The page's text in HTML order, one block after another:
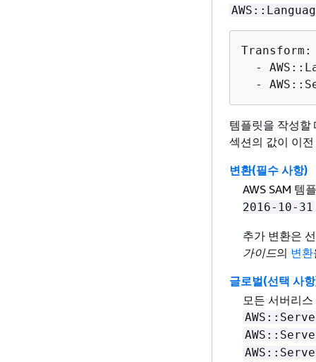
Transform:
-
-
템플릿을 작성할
섹션의 값이 이
변환(필수 사항)
AWS SAM 템
2016-10-31
추가 변환은
가이드의 변환
글로벌(선택 사
모든 서버리